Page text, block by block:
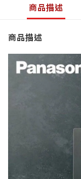
商品描述
商品描述